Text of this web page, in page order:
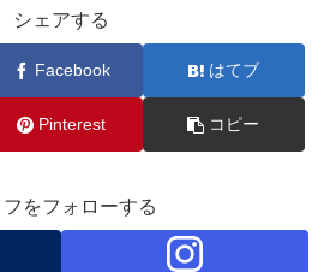
シェアする
Facebook はてブ
Pinterest コピー
フをフォローする